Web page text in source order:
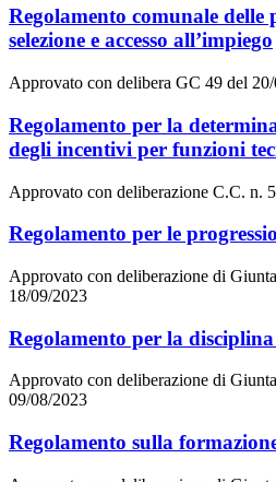
Regolamento comunale delle
selezione e accesso all’impiego
Approvato con delibera GC 49 del
Regolamento per la
degli incentivi per funzioni
Approvato con deliberazione C.C. n.
Regolamento per le
Approvato con deliberazione di
18/09/2023
Regolamento per la
Approvato con deliberazione di
09/08/2023
Regolamento sulla